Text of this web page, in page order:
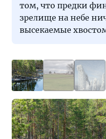
том, что предки
зрелище на небе
высекаемые